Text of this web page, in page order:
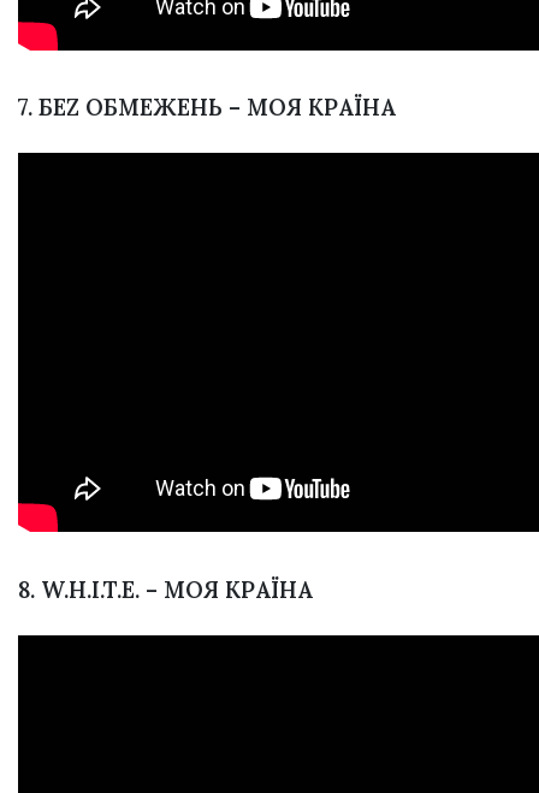
7. БЕZ ОБМЕЖЕНЬ – МОЯ КРАЇНА
8. W.H.I.T.E. – МОЯ КРАЇНА